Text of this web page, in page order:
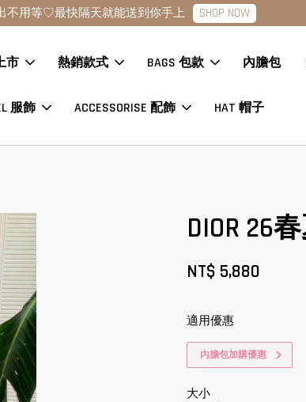
寄出不用等♡最快隔天就能送到你手上 SHOP NOW
市 熱銷款式 BAGS 包款 內膽包
服飾 ACCESSORISE 配飾 HAT 帽子
DIOR 26
NT$ 5,880
適用優惠
內膽包加購優惠
大小